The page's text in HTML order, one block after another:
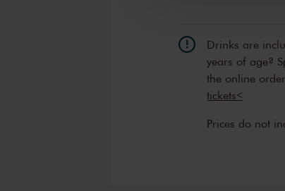
Drinks are
years of age?
the online
tickets<
Prices do not